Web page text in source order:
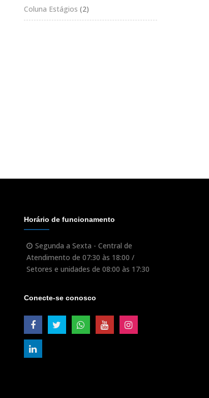
Coluna Estágios (2)
Horário de funcionamento
Segunda a Sexta - Central de
Atendimento de 07:30 às 18:00 /
Setores e unidades de 08:00 às 17:30
Conecte-se conosco